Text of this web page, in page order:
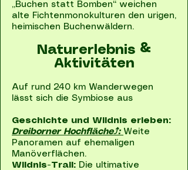
„Buchen statt Bomben“ weichen
alte Fichtenmonokulturen den urigen,
heimischen Buchenwäldern.​
Naturerlebnis &
Aktivitäten
Auf rund 240 km Wanderwegen
lässt sich die Symbiose aus
Geschichte und Wildnis erleben:
Dreiborner Hochfläche⤴: Weite
Panoramen auf ehemaligen
Manöverflächen.
Wildnis-Trail: Die ultimative